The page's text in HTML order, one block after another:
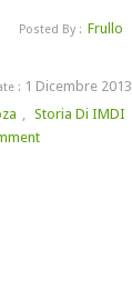
Posted By : Frullo
: 1 Dicembre 2013
, Storia Di IMDI